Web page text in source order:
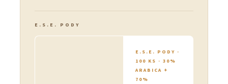
E.S.E. PODY
E.S.E. PODY ·
100 KS · 30%
ARABICA +
70%